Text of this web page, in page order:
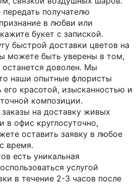
получателю
в любви или
букет с запиской.
быстрой доставки цветов на
можете быть уверены в том,
останется доволен. Мы
наши опытные флористы
его красотой, изысканностью и
композиции.
на доставку живых
в офис круглосуточно,
оставить заявку в любое
время.
есть уникальная
услугой
в течение 2-3 часов после